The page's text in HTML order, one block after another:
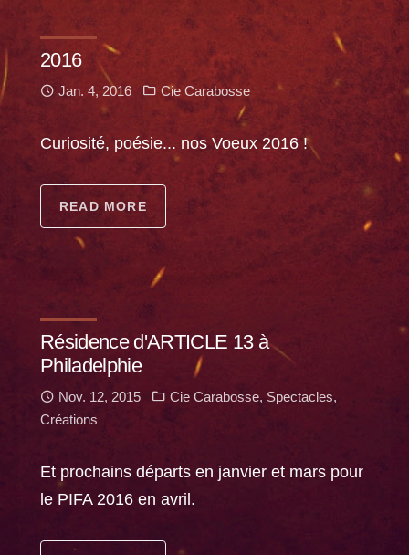
2016
Jan. 4, 2016 Cie Carabosse
Curiosité, poésie... nos Voeux 2016 !
READ MORE
Résidence d'ARTICLE 13 à
Philadelphie
Nov. 12, 2015 Cie Carabosse, Spectacles,
Créations
Et prochains départs en janvier et mars pour
le PIFA 2016 en avril.